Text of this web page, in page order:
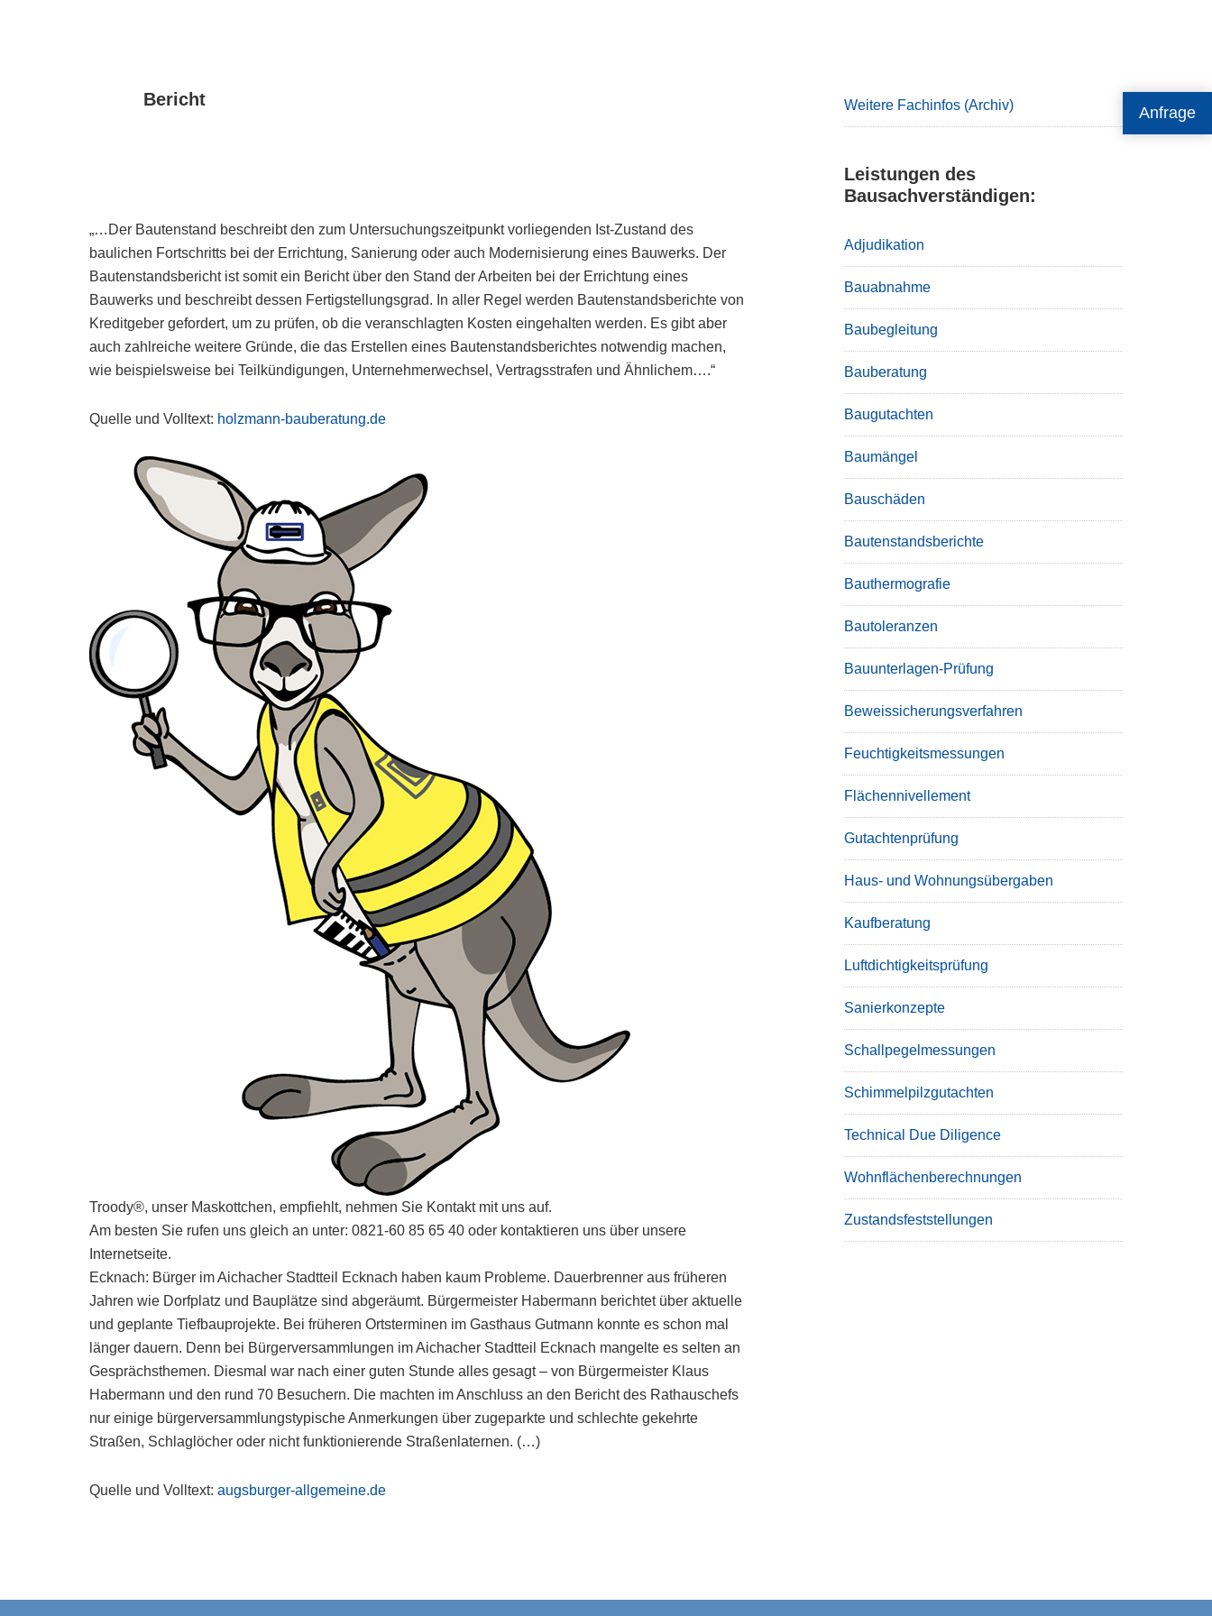
Anfrage
Bericht
„…Der Bautenstand beschreibt den zum Untersuchungszeitpunkt vorliegenden Ist-Zustand des
baulichen Fortschritts bei der Errichtung, Sanierung oder auch Modernisierung eines Bauwerks. Der
Bautenstandsbericht ist somit ein Bericht über den Stand der Arbeiten bei der Errichtung eines
Bauwerks und beschreibt dessen Fertigstellungsgrad. In aller Regel werden Bautenstandsberichte von
Kreditgeber gefordert, um zu prüfen, ob die veranschlagten Kosten eingehalten werden. Es gibt aber
auch zahlreiche weitere Gründe, die das Erstellen eines Bautenstandsberichtes notwendig machen,
wie beispielsweise bei Teilkündigungen, Unternehmerwechsel, Vertragsstrafen und Ähnlichem….“
Quelle und Volltext: holzmann-bauberatung.de
Troody®, unser Maskottchen, empfiehlt, nehmen Sie Kontakt mit uns auf.
Am besten Sie rufen uns gleich an unter: 0821-60 85 65 40 oder kontaktieren uns über unsere
Internetseite.
Ecknach: Bürger im Aichacher Stadtteil Ecknach haben kaum Probleme. Dauerbrenner aus früheren
Jahren wie Dorfplatz und Bauplätze sind abgeräumt. Bürgermeister Habermann berichtet über aktuelle
und geplante Tiefbauprojekte. Bei früheren Ortsterminen im Gasthaus Gutmann konnte es schon mal
länger dauern. Denn bei Bürgerversammlungen im Aichacher Stadtteil Ecknach mangelte es selten an
Gesprächsthemen. Diesmal war nach einer guten Stunde alles gesagt – von Bürgermeister Klaus
Habermann und den rund 70 Besuchern. Die machten im Anschluss an den Bericht des Rathauschefs
nur einige bürgerversammlungstypische Anmerkungen über zugeparkte und schlechte gekehrte
Straßen, Schlaglöcher oder nicht funktionierende Straßenlaternen. (…)
Quelle und Volltext:augsburger-allgemeine.de
Weitere Fachinfos (Archiv)
Leistungen des
Bausachverständigen:
Adjudikation
Bauabnahme
Baubegleitung
Bauberatung
Baugutachten
Baumängel
Bauschäden
Bautenstandsberichte
Bauthermografie
Bautoleranzen
Bauunterlagen-Prüfung
Beweissicherungsverfahren
Feuchtigkeitsmessungen
Flächennivellement
Gutachtenprüfung
Haus- und Wohnungsübergaben
Kaufberatung
Luftdichtigkeitsprüfung
Sanierkonzepte
Schallpegelmessungen
Schimmelpilzgutachten
Technical Due Diligence
Wohnflächenberechnungen
Zustandsfeststellungen